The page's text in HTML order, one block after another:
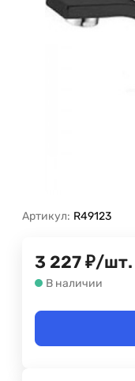
Артикул: R49123
3 227 ₽/шт.
В наличии